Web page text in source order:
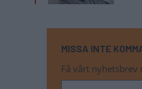
MISSA INTE
Få vårt nyhetsbrev